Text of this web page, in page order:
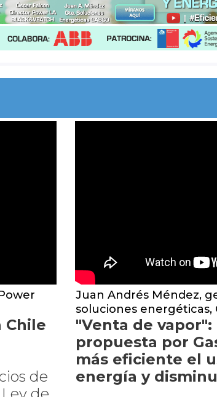
Chile
de
de
Juan Andrés Méndez,
soluciones energéticas,
"Venta de vapor":
propuesta por
más eficiente el
energía y